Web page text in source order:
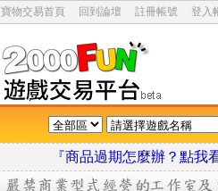
寶物交易首頁 回到論壇 註冊帳號 登入
『商品過期怎麼辦？